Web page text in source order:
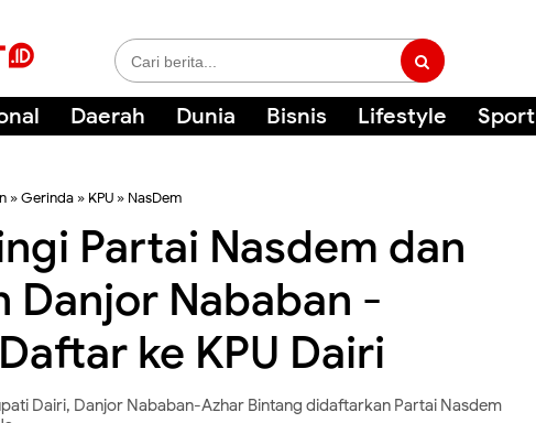
Daerah Dunia Bisnis Lifestyle Sport
»Gerinda » KPU » NasDem
Partai Nasdem dan
Danjor Nababan -
ke KPU Dairi
Dairi, Danjor Nababan-Azhar Bintang didaftarkan Partai Nasdem